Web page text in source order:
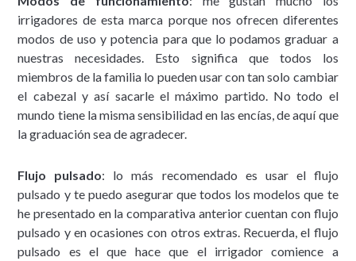
irrigadores de esta marca porque nos ofrecen diferentes
modos de uso y potencia para que lo podamos graduar a
nuestras necesidades. Esto significa que todos los
miembros de la familia lo pueden usar con tan solo cambiar
el cabezal y así sacarle el máximo partido. No todo el
mundo tiene la misma sensibilidad en las encías, de aquí que
la graduación sea de agradecer.
Flujo pulsado: lo más recomendado es usar el flujo
pulsado y te puedo asegurar que todos los modelos que te
he presentado en la comparativa anterior cuentan con flujo
pulsado y en ocasiones con otros extras. Recuerda, el flujo
pulsado es el que hace que el irrigador comience a